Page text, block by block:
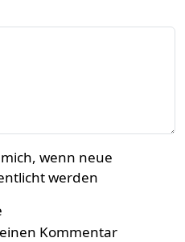
wenn neue
werden
Kommentar